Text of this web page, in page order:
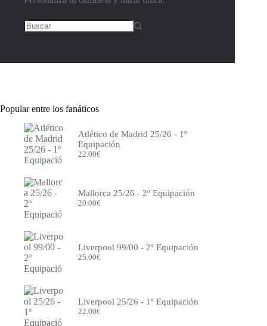
Popular entre los fanáticos
Atlético de Madrid 25/26 - 1º
Equipación
22.00€
Mallorca 25/26 - 2º Equipación
20.00€
Liverpool 99/00 - 2º Equipación
25.00€
Liverpool 25/26 - 1º Equipación
22.00€